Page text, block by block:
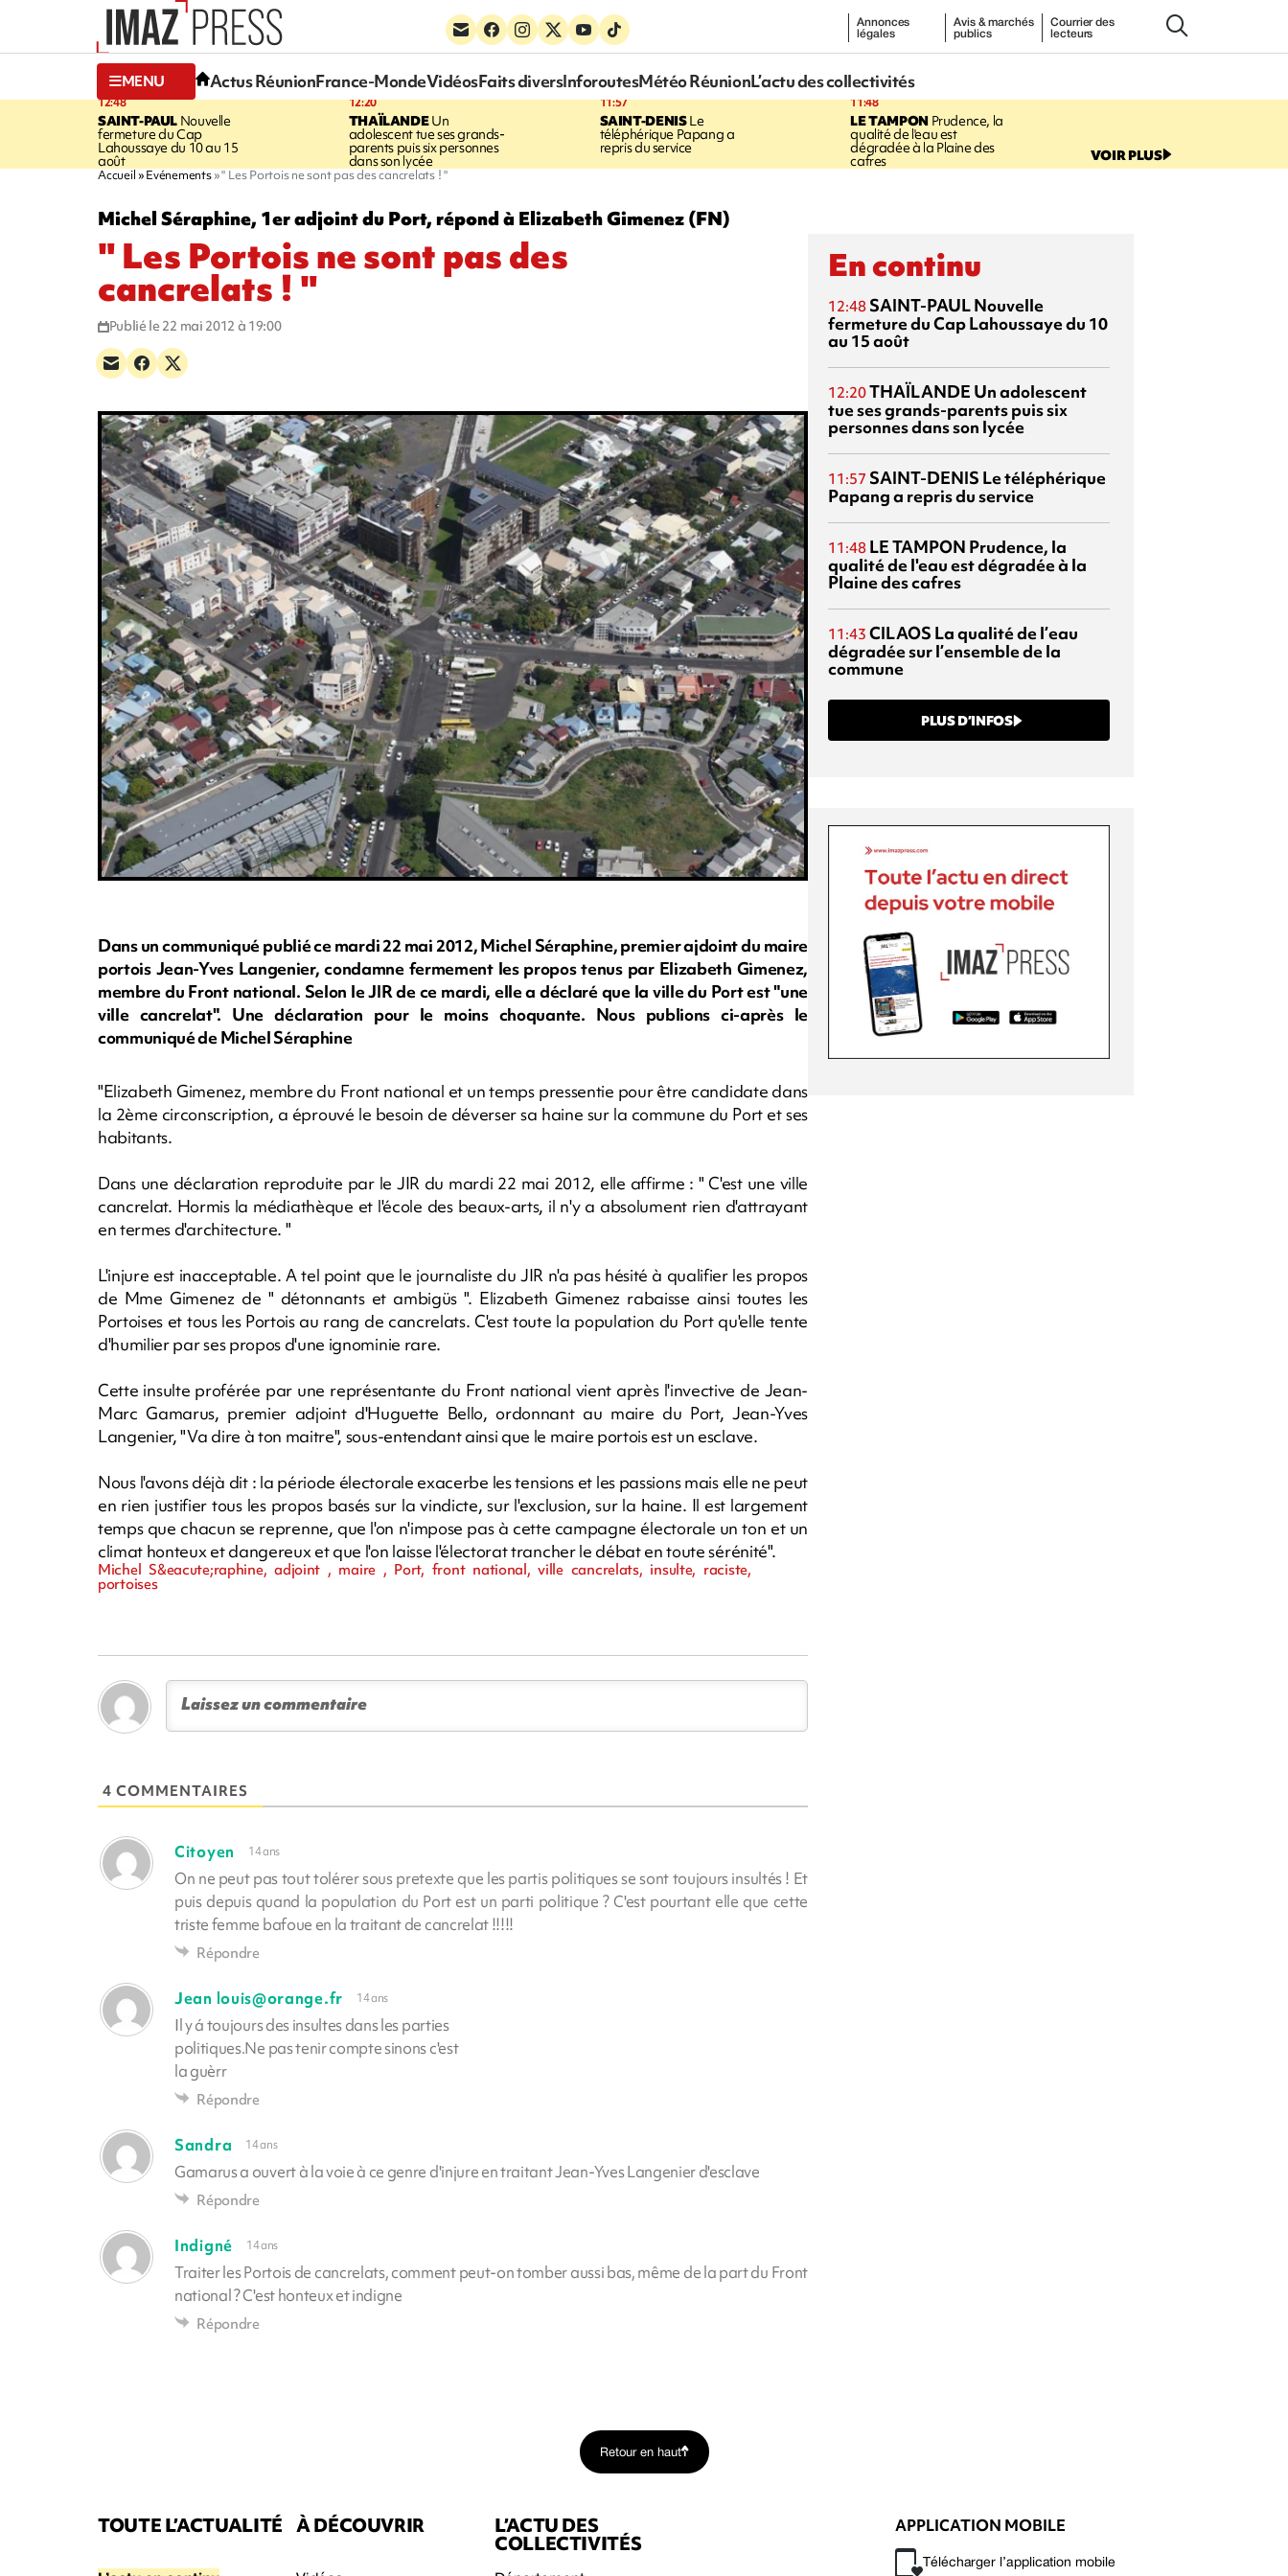
Annonces
légales
Avis & marchés
publics
Courrier des
lecteurs
MENU Actus RéunionFrance-MondeVidéosFaits diversInforoutesMétéo RéunionL’actu des collectivités
12:48
SAINT-PAUL Nouvelle
fermeture du Cap
Lahoussaye du 10 au 15
août
12:20
THAÏLANDEUn
adolescent tue ses grands-
parents puis six personnes
dans son lycée
11:57
SAINT-DENISLe
téléphérique Papang a
repris du service
11:48
LE TAMPONPrudence, la
qualité de l'eau est
dégradée à la Plaine des
cafres VOIR PLUS
Accueil Evénements " Les Portois ne sont pas des cancrelats ! "
Michel Séraphine, 1er adjoint du Port, répond à Elizabeth Gimenez (FN)
" Les Portois ne sont pas des
cancrelats ! "
Publié le 22 mai 2012 à 19:00
Dans un communiqué publié ce mardi 22 mai 2012, Michel Séraphine, premier ajdoint du maire
portois Jean-Yves Langenier, condamne fermement les propos tenus par Elizabeth Gimenez,
membre du Front national. Selon le JIR de ce mardi, elle a déclaré que la ville du Port est "une
ville cancrelat". Une déclaration pour le moins choquante. Nous publions ci-après le
communiqué de Michel Séraphine
"Elizabeth Gimenez, membre du Front national et un temps pressentie pour être candidate dans
la 2ème circonscription, a éprouvé le besoin de déverser sa haine sur la commune du Port et ses
habitants.
Dans une déclaration reproduite par le JIR du mardi 22 mai 2012, elle affirme : " C'est une ville
cancrelat. Hormis la médiathèque et l'école des beaux-arts, il n'y a absolument rien d'attrayant
en termes d'architecture. "
L'injure est inacceptable. A tel point que le journaliste du JIR n'a pas hésité à qualifier les propos
de Mme Gimenez de " détonnants et ambigüs ". Elizabeth Gimenez rabaisse ainsi toutes les
Portoises et tous les Portois au rang de cancrelats. C'est toute la population du Port qu'elle tente
d'humilier par ses propos d'une ignominie rare.
Cette insulte proférée par une représentante du Front national vient après l'invective de Jean-
Marc Gamarus, premier adjoint d'Huguette Bello, ordonnant au maire du Port, Jean-Yves
Langenier, "Va dire à ton maitre", sous-entendant ainsi que le maire portois est un esclave.
Nous l'avons déjà dit : la période électorale exacerbe les tensions et les passions mais elle ne peut
en rien justifier tous les propos basés sur la vindicte, sur l'exclusion, sur la haine. Il est largement
temps que chacun se reprenne, que l'on n'impose pas à cette campagne électorale un ton et un
climat honteux et dangereux et que l'on laisse l'électorat trancher le débat en toute sérénité".
Michel S&eacute;raphine, adjoint , maire , Port, front national, ville cancrelats, insulte, raciste,
portoises
4 COMMENTAIRES
Citoyen 14 ans
On ne peut pas tout tolérer sous pretexte que les partis politiques se sont toujours insultés ! Et
puis depuis quand la population du Port est un parti politique ? C'est pourtant elle que cette
triste femme bafoue en la traitant de cancrelat !!!!!
Répondre
Jean louis@orange.fr 14 ans
Il y á toujours des insultes dans les parties
politiques.Ne pas tenir compte sinons c'est
la guèrr
Répondre
Sandra 14 ans
Gamarus a ouvert à la voie à ce genre d'injure en traitant Jean-Yves Langenier d'esclave
Répondre
Indigné 14 ans
Traiter les Portois de cancrelats, comment peut-on tomber aussi bas, même de la part du Front
national ? C'est honteux et indigne
Répondre
En continu
12:48 SAINT-PAULNouvelle
fermeture du Cap Lahoussaye du 10
au 15 août
12:20THAÏLANDE Un adolescent
tue ses grands-parents puis six
personnes dans son lycée
11:57 SAINT-DENIS Le téléphérique
Papang a repris du service
11:48 LE TAMPON Prudence, la
qualité de l'eau est dégradée à la
Plaine des cafres
11:43 CILAOS La qualité de l’eau
dégradée sur l’ensemble de la
commune
PLUS D’INFOS
Retour en haut
TOUTE L’ACTUALITÉ À DÉCOUVRIR L’ACTU DES
COLLECTIVITÉS
APPLICATION MOBILE
Télécharger l’application mobile